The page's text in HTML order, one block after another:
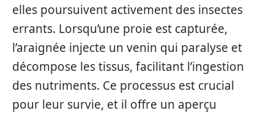
elles poursuivent activement des insectes
errants. Lorsqu’une proie est capturée,
l’araignée injecte un venin qui paralyse et
décompose les tissus, facilitant l’ingestion
des nutriments. Ce processus est crucial
pour leur survie, et il offre un aperçu